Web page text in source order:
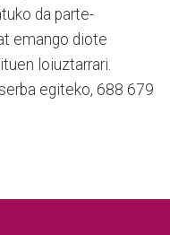
da parte-
emango diote
loiuztarrari.
egiteko, 688 679